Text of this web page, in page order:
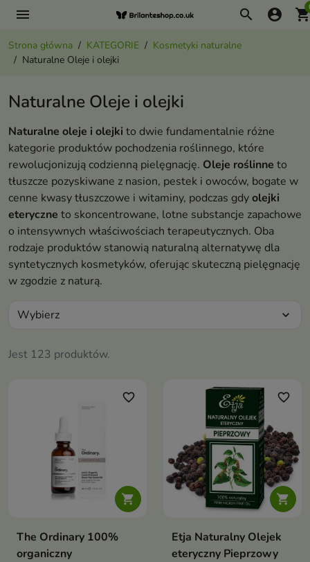
menu search account_circle
Strona główna KATEGORIE
Kosmetyki naturalne
Naturalne Oleje i olejki
Naturalne Oleje i olejki
Naturalne oleje i olejki to dwie fundamentalnie różne
kategorie produktów pochodzenia roślinnego, które
rewolucjonizują codzienną pielęgnację. Oleje roślinne to
tłuszcze pozyskiwane z nasion, pestek i owoców, bogate w
cenne kwasy tłuszczowe i witaminy, podczas gdyolejki
eteryczne to skoncentrowane, lotne substancje zapachowe
o intensywnych właściwościach terapeutycznych. Oba
rodzaje produktów stanowią naturalną alternatywę dla
syntetycznych kosmetyków, oferując skuteczną pielęgnację
w zgodzie z naturą.
Jest 123 produktów.
Wybierz expand_more

favorite_border
The Ordinary 100%
organiczny

favorite_border
Etja Naturalny Olejek
eteryczny Pieprzowy